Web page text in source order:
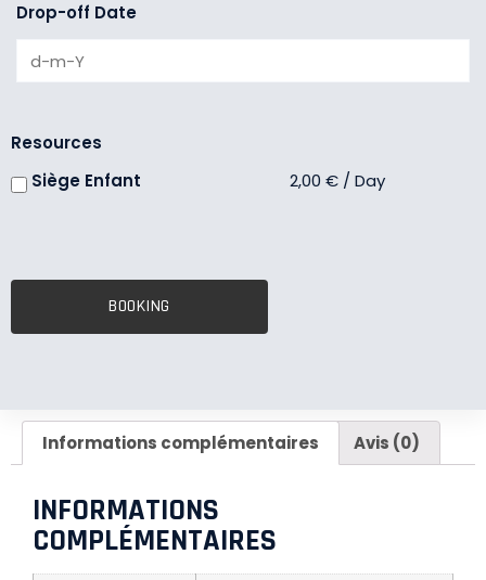
Drop-off Date
Resources
Siège Enfant
2,00 € / Day
BOOKING
Informations complémentaires Avis (0)
INFORMATIONS
COMPLÉMENTAIRES